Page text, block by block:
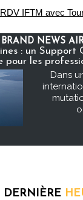
BRAND NEWS
: un Support
pour les
Dans
DERNIÈRE